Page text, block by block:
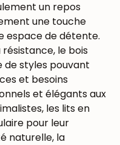
un repos
une touche
espace de détente.
le bois
de styles pouvant
et besoins
et élégants aux
les lits en
pour leur
naturelle, la